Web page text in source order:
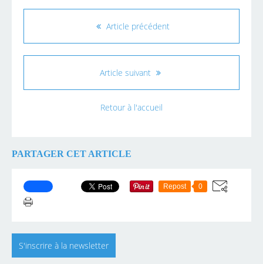
Article précédent
Article suivant
Retour à l'accueil
PARTAGER CET ARTICLE
Repost 0
S'inscrire à la newsletter